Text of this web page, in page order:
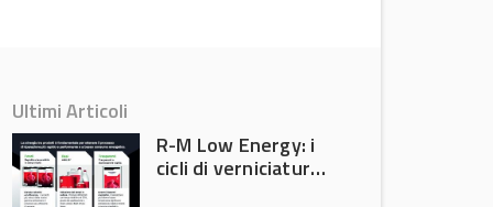
Ultimi Articoli
R-M Low Energy: i
cicli di verniciatura